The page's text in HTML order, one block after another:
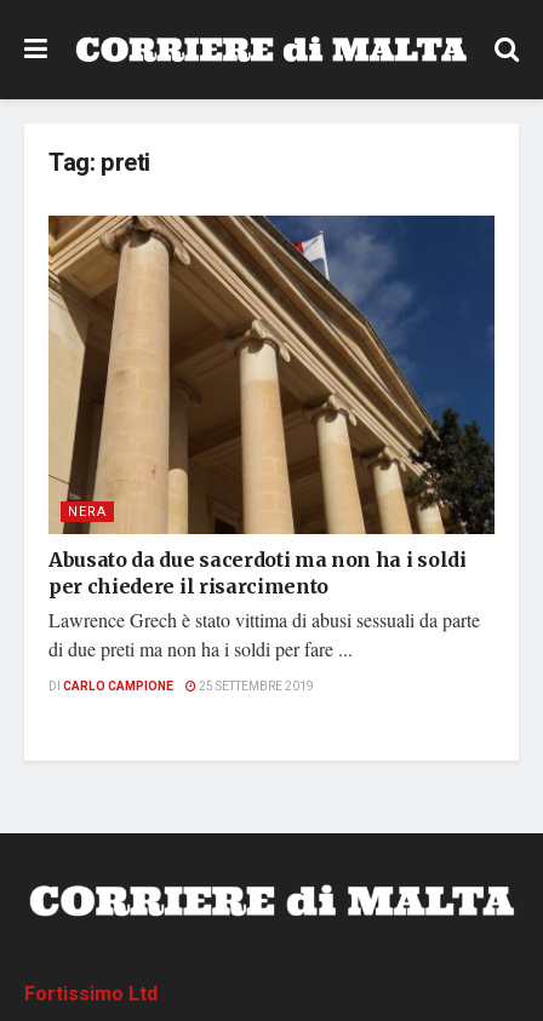
Tag: preti
NERA
Abusato da due sacerdoti ma non ha i soldi
per chiedere il risarcimento
Lawrence Grech è stato vittima di abusi sessuali da parte
di due preti ma non ha i soldi per fare ...
DI CARLO CAMPIONE 25 SETTEMBRE 2019
Fortissimo Ltd